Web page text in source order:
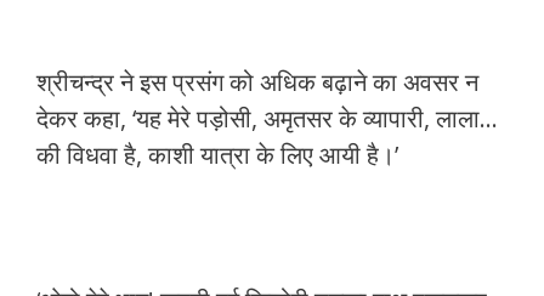
श्रीचन्द्र ने इस प्रसंग को अधिक बढ़ाने का अवसर न
देकर कहा, ‘यह मेरे पड़ोसी, अमृतसर के व्यापारी, लाला…
की विधवा है, काशी यात्रा के लिए आयी है।’